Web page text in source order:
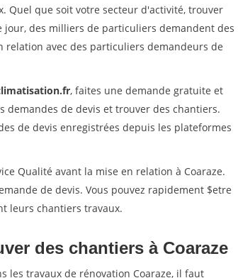
Quel que soit votre secteur d'activité, trouver
jour, des milliers de particuliers demandent des
relation avec des particuliers demandeurs de
, faites une demande gratuite et
de devis et trouver des chantiers.
de devis enregistrées depuis les plateformes
Qualité avant la mise en relation à Coaraze.
de devis. Vous pouvez rapidement $etre
leurs chantiers travaux.
des chantiers à Coaraze
les travaux de rénovation Coaraze, il faut